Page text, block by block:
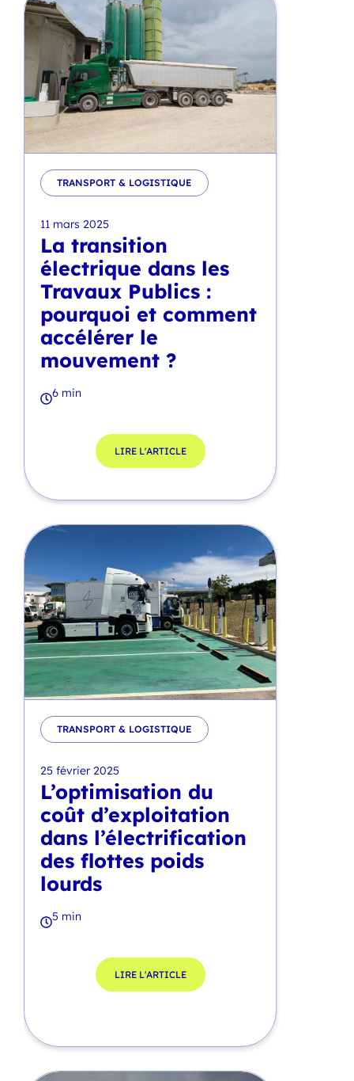
TRANSPORT & LOGISTIQUE
11 mars 2025
La transition
électrique dans les
Travaux Publics :
pourquoi et comment
accélérer le
mouvement ?
6 min
LIRE L'ARTICLE
TRANSPORT & LOGISTIQUE
25 février 2025
L’optimisation du
coût d’exploitation
dans l’électrification
des flottes poids
lourds
5 min
LIRE L'ARTICLE